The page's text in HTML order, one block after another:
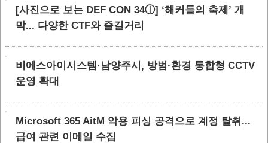
[사진으로 보는 DEF CON 34ⓛ] ‘해커들의 축제’ 개
막... 다양한 CTF와 즐길거리
비에스아이시스템·남양주시, 방범·환경 통합형 CCTV
운영 확대
Microsoft 365 AitM 악용 피싱 공격으로 계정 탈취...
급여 관련 이메일 수집